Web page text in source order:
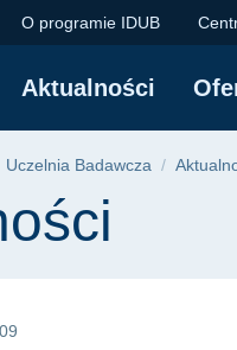
O programie IDUB
Aktualności
Uczelnia Badawcza